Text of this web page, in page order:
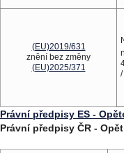
(EU)2019/631
znění bez změny
(EU)2025/371
Právní předpisy ES -
Právní předpisy ČR -